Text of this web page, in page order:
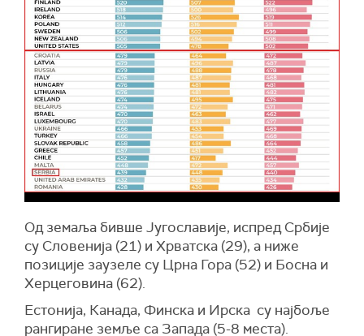
Од земаља бивше Југославије, испред Србије
су Словенија (21) и Хрватска (29), а ниже
позиције заузеле су Црна Гора (52) и Босна и
Херцеговина (62).
Естонија, Канада, Финска и Ирска су најбоље
рангиране земље са Запада (5-8 места).